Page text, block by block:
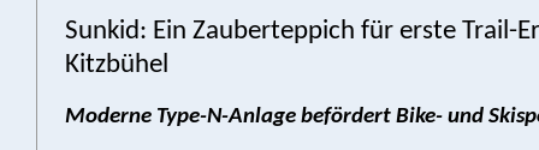
Sunkid: Ein Zauberteppich für erste Trail-
Kitzbühel
Moderne Type-N-Anlage befördert Bike- und